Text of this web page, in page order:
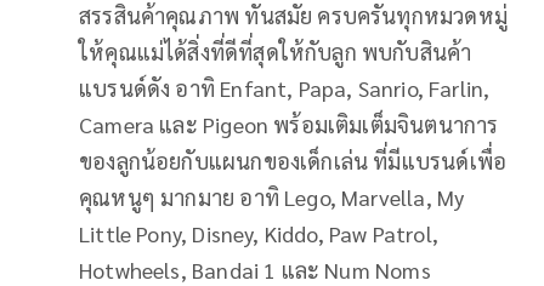
สรรสินค้าคุณภาพ ทันสมัย ครบครันทุกหมวดหมู่
ให้คุณแม่ได้สิ่งที่ดีที่สุดให้กับลูก พบกับสินค้า
แบรนด์ดัง อาทิ Enfant, Papa, Sanrio, Farlin,
Camera และ Pigeon พร้อมเติมเต็มจินตนาการ
ของลูกน้อยกับแผนกของเด็กเล่น ที่มีแบรนด์เพื่อ
คุณหนูๆ มากมาย อาทิ Lego, Marvella, My
Little Pony, Disney, Kiddo, Paw Patrol,
Hotwheels, Bandai 1 และ Num Noms